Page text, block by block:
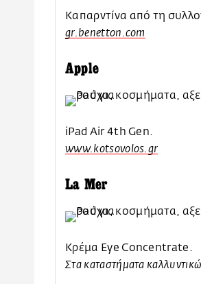
Καπαρντίνα από τη
gr.benetton.com
Apple
iPad Air 4th Gen.
www.kotsovolos.gr
La Mer
Κρέμα Eye Concentrate.
Στα καταστήματα